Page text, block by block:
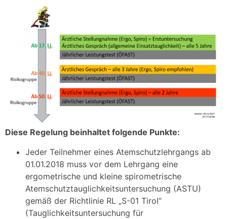
Diese Regelung beinhaltet folgende Punkte:
Jeder Teilnehmer eines Atemschutzlehrgangs ab
01.01.2018 muss vor dem Lehrgang eine
ergometrische und kleine spirometrische
Atemschutztauglichkeitsuntersuchung (ASTU)
gemäß der Richtlinie RL „S-01 Tirol“
(Tauglichkeitsuntersuchung für